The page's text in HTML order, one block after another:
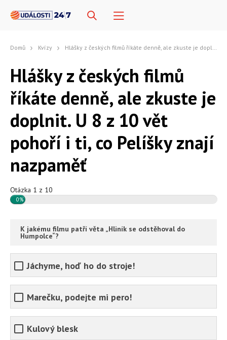
Domů Kvízy Hlášky z českých filmů říkáte denně, ale zkuste je doplnit. U 8 z 10 vět pohoří i ti, co Pelíšky znají nazpaměť
Hlášky z českých filmů
říkáte denně, ale zkuste je
doplnit. U 8 z 10 vět
pohoří i ti, co Pelíšky znají
nazpaměť
Otázka 1 z 10
0%
K jakému filmu patří věta „Hliník se odstěhoval do
Humpolce“?
Jáchyme, hoď ho do stroje!
Marečku, podejte mi pero!
Kulový blesk